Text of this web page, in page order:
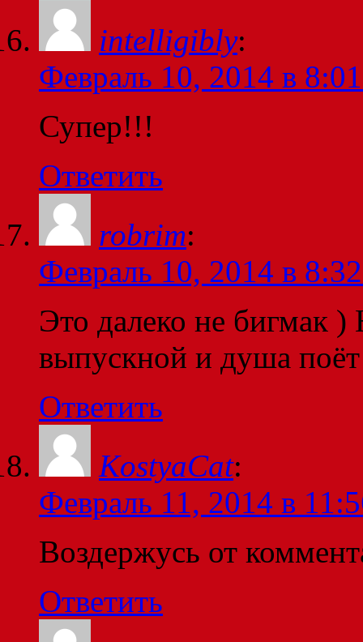
intelligibly:
Февраль 10, 2014 в
Супер!!!
Ответить
robrim:
Февраль 10, 2014 в
Это далеко не бигмак
выпускной и душа
Ответить
KostyaCat:
Февраль 11, 2014 в
Воздержусь от
Ответить